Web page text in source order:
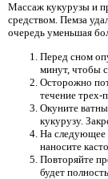
Массаж кукурузы и
средством. Пемза
очередь уменьшая
Перед сном
минут, чтобы
Осторожно
течение трех-
Окуните
кукурузу.
На следующее
наносите
Повторяйте
будет